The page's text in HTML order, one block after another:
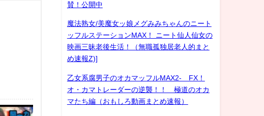
賛！公開中
魔法熟女/美魔女ッ娘メグみみちゃんのニート
ッフルステーションMAX！ ニート仙人仙女の
映画三昧老後生活！（無職孤独居老人的まと
め速報Z)]
乙女系腐男子のオカマッフルMAX2- FX！
オ・カマトレーダーの逆襲！！ 極道のオカ
マたち編（おもしろ動画まとめ速報）